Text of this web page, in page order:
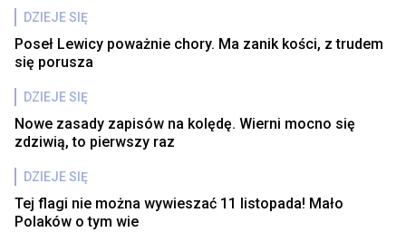
DZIEJE SIĘ
Poseł Lewicy poważnie chory. Ma zanik kości, z trudem
się porusza
DZIEJE SIĘ
Nowe zasady zapisów na kolędę. Wierni mocno się
zdziwią, to pierwszy raz
DZIEJE SIĘ
Tej flagi nie można wywieszać 11 listopada! Mało
Polaków o tym wie